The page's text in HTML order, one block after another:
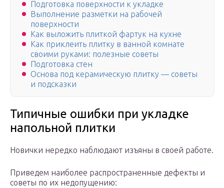
Подготовка поверхности к укладке
Выполнение разметки на рабочей
поверхности
Как выложить плиткой фартук на кухне
Как приклеить плитку в ванной комнате
своими руками: полезные советы
Подготовка стен
Основа под керамическую плитку — советы
и подсказки
Типичные ошибки при укладке
напольной плитки
Новички нередко наблюдают изъяны в своей работе.
Приведем наиболее распространенные дефекты и
советы по их недопущению: